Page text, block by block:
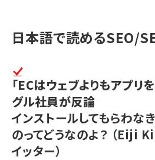
日本語で読めるSEO/
「ECはウェブよりもアプリ
グル社員が反論
インストールしてもらわな
のってどうなのよ？ （Eiji
イッター）